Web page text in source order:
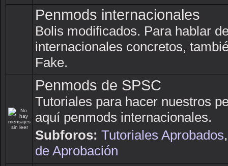
Penmods internacionales
Bolis modificados. Para hablar
internacionales concretos,
Fake.
Penmods de SPSC
Tutoriales para hacer nuestros
aquí penmods internacionales.
Subforos: Tutoriales Aprobados
de Aprobación